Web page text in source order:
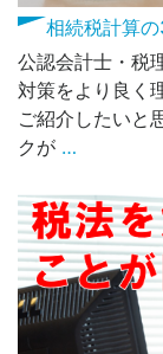
相続税計算
公認会計士・税
対策をより良く
ご紹介したいと
クが …